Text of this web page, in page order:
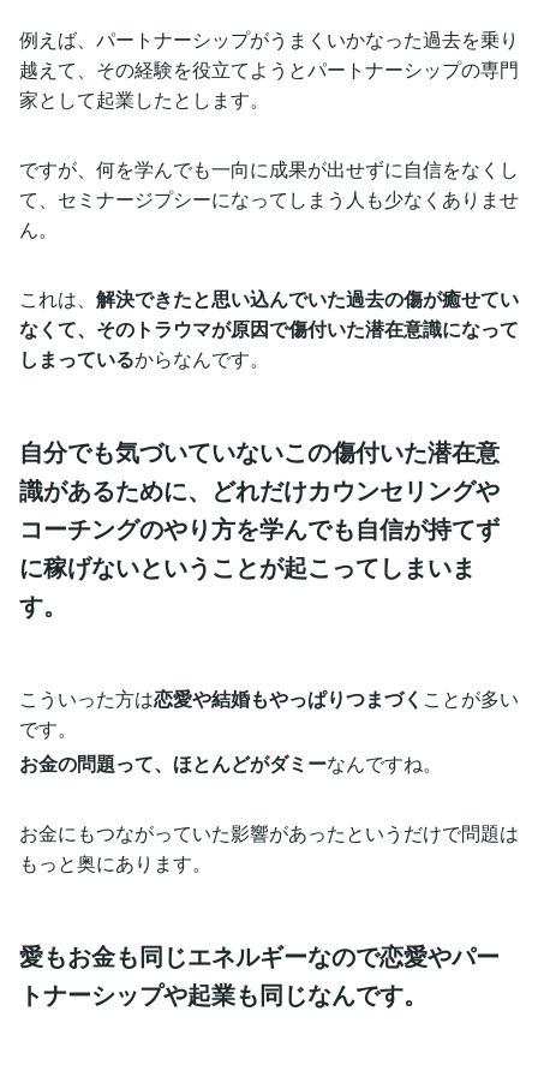
例えば、パートナーシップがうまくいかなった過去を乗り
越えて、その経験を役立てようとパートナーシップの専門
家として起業したとします。
ですが、何を学んでも一向に成果が出せずに自信をなくし
て、セミナージプシーになってしまう人も少なくありませ
ん。
これは、 解決できたと思い込んでいた過去の傷が癒せてい
なくて、そのトラウマが原因で傷付いた潜在意識になって
しまっているからなんです。
自分でも気づいていないこの傷付いた潜在意
識があるために、どれだけカウンセリングや
コーチングのやり方を学んでも自信が持てず
に稼げないということが起こってしまいま
す。
こういった方は恋愛や結婚もやっぱりつまづく ことが多い
です。
お金の問題って、ほとんどがダミーなんですね。
お金にもつながっていた影響があったというだけで問題は
もっと奥にあります。
愛もお金も同じエネルギーなので恋愛やパー
トナーシップや起業も同じなんです。